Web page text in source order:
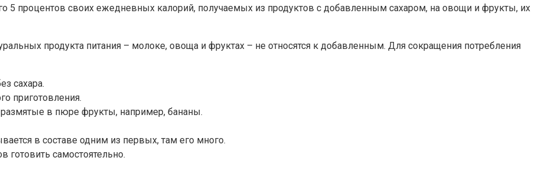
5 процентов своих ежедневных калорий, получаемых из продуктов с добавленным сахаром, на овощи и фрукты, их
продукта питания – молоке, овоща и фруктах – не относятся к добавленным. Для сокращения потребления
сахара.
приготовления.
в пюре фрукты, например, бананы.
в составе одним из первых, там его много.
готовить самостоятельно.